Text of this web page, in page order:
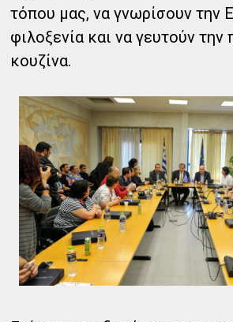
τόπου μας, να γνωρίσουν την
φιλοξενία και να γευτούν την
κουζίνα.